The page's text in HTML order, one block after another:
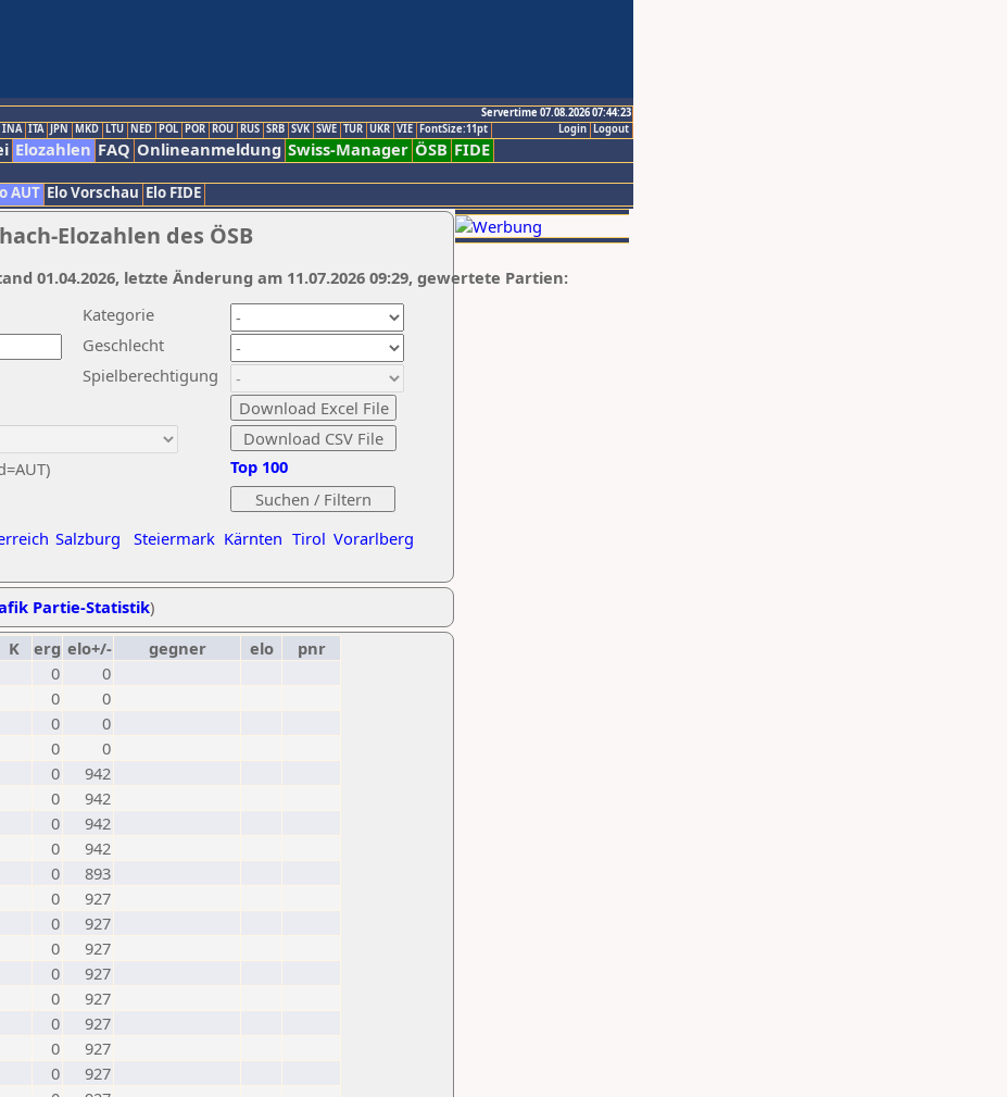
Servertime 07.08.2026 07:44:23
Logout
Login
INA ITA JPN MKD LTU NED POL POR ROU RUS SRB SVK SWE TUR UKR VIE FontSize:11pt
Elozahlen FAQ Onlineanmeldung Swiss-Manager ÖSB FIDE
AUT Elo Vorschau Elo FIDE
Elozahlen des ÖSB
Kategorie
Geschlecht
Spielberechtigung
Salzburg Steiermark Kärnten Tirol Vorarlberg
Top 100
01.04.2026, letzte Änderung am 11.07.2026 09:29, gewertete Partien:
Partie-Statistik)
K erg elo+/- gegner elo
pnr
0
0
0
0
0
0
0
0
0
942
0
942
0
942
0
942
0
893
0
927
0
927
0
927
0
927
0
927
0
927
0
927
0
927